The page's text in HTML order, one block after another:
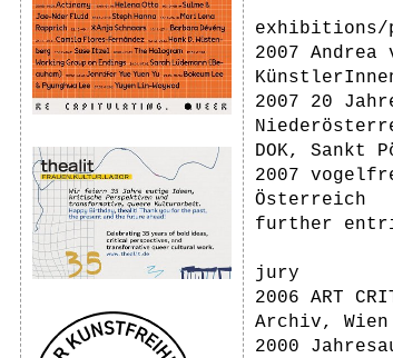
exhibitions/
2007
2007 20
DOK, Sankt
2007
Österreich
further
jury
2006 ART
Archiv,
2000